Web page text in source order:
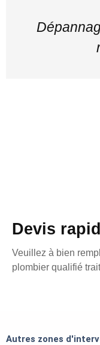
Devis
Veuillez à bien
plombier qualifié
Autres zones